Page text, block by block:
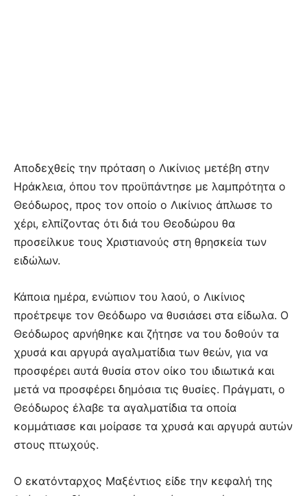
Αποδεχθείς την πρόταση ο Λικίνιος μετέβη στην
Ηράκλεια, όπου τον προϋπάντησε με λαμπρότητα ο
Θεόδωρος, προς τον οποίο ο Λικίνιος άπλωσε το
χέρι, ελπίζοντας ότι διά του Θεοδώρου θα
προσείλκυε τους Χριστιανούς στη θρησκεία των
ειδώλων.
Κάποια ημέρα, ενώπιον του λαού, ο Λικίνιος
προέτρεψε τον Θεόδωρο να θυσιάσει στα είδωλα. Ο
Θεόδωρος αρνήθηκε και ζήτησε να του δοθούν τα
χρυσά και αργυρά αγαλματίδια των θεών, για να
προσφέρει αυτά θυσία στον οίκο του ιδιωτικά και
μετά να προσφέρει δημόσια τις θυσίες. Πράγματι, ο
Θεόδωρος έλαβε τα αγαλματίδια τα οποία
κομμάτιασε και μοίρασε τα χρυσά και αργυρά αυτών
στους πτωχούς.
Ο εκατόνταρχος Μαξέντιος είδε την κεφαλή της